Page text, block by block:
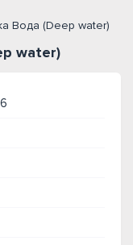
Вода (Deep water)
water)